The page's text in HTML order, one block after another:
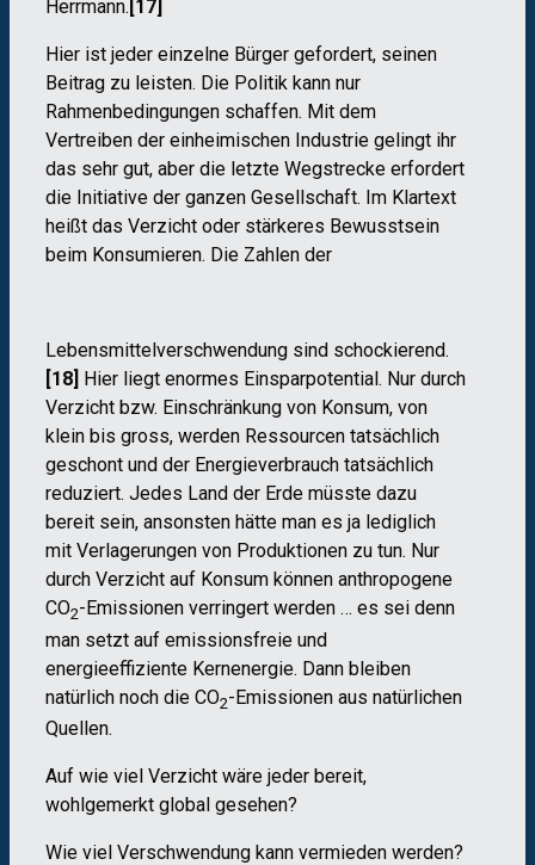
Herrmann. [17]
Hier ist jeder einzelne Bürger gefordert, seinen
Beitrag zu leisten. Die Politik kann nur
Rahmenbedingungen schaffen. Mit dem
Vertreiben der einheimischen Industrie gelingt ihr
das sehr gut, aber die letzte Wegstrecke erfordert
die Initiative der ganzen Gesellschaft. Im Klartext
heißt das Verzicht oder stärkeres Bewusstsein
beim Konsumieren. Die Zahlen der
Lebensmittelverschwendung sind schockierend.
[18]
Hier liegt enormes Einsparpotential. Nur durch
Verzicht bzw. Einschränkung von Konsum, von
klein bis gross, werden Ressourcen tatsächlich
geschont und der Energieverbrauch tatsächlich
reduziert. Jedes Land der Erde müsste dazu
bereit sein, ansonsten hätte man es ja lediglich
mit Verlagerungen von Produktionen zu tun. Nur
durch Verzicht auf Konsum können anthropogene
CO2-Emissionen verringert werden … es sei denn
man setzt auf emissionsfreie und
energieeffiziente Kernenergie. Dann bleiben
natürlich noch die CO2-Emissionen aus natürlichen
Quellen.
Auf wie viel Verzicht wäre jeder bereit,
wohlgemerkt global gesehen?
Wie viel Verschwendung kann vermieden werden?